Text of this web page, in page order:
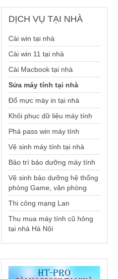
DỊCH VỤ TẠI NHÀ
Cài win tại nhà
Cài win 11 tại nhà
Cài Macbook tại nhà
Sửa máy tính tại nhà
Đổ mực máy in tại nhà
Khôi phục dữ liệu máy tính
Phá pass win máy tính
Vệ sinh máy tính tại nhà
Bảo trì bảo dưỡng máy tính
Vệ sinh bảo dưỡng hệ thống
phòng Game, văn phòng
Thi công mạng Lan
Thu mua máy tính cũ hỏng
tại nhà Hà Nội